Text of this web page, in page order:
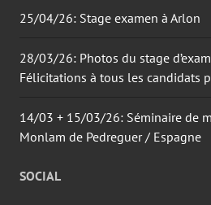
25/04/26: Stage examen à Arlon
28/03/26: Photos du stage
Félicitations à tous les candidats
14/03 + 15/03/26: Séminaire de
Monlam de Pedreguer / Espagne
SOCIAL